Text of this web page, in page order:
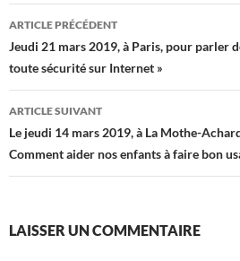
Navigation
des
articles
ARTICLE PRÉCÉDENT
Jeudi 21 mars 2019, à Paris, pour parler
toute sécurité sur Internet »
ARTICLE SUIVANT
Le jeudi 14 mars 2019, à La Mothe-
Comment aider nos enfants à faire bon
LAISSER UN COMMENTAIRE